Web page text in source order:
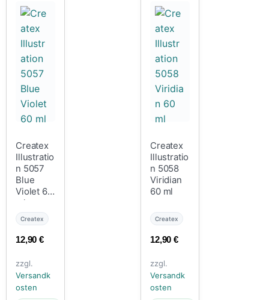
Createx
Illustratio
n 5057
Blue
Violet 60
ml
Createx
12,90€
zzgl.
Versandk
osten
Createx
Illustratio
n 5058
Viridian
60 ml
Createx
12,90€
zzgl.
Versandk
osten